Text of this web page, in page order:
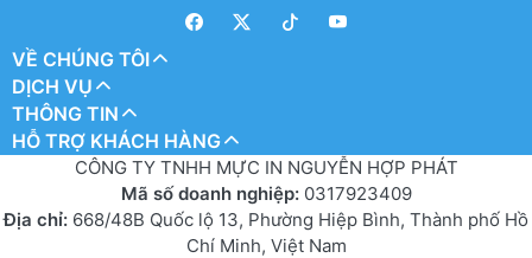
VỀ CHÚNG TÔI
DỊCH VỤ
THÔNG TIN
HỖ TRỢ KHÁCH HÀNG
CÔNG TY TNHH MỰC IN NGUYỄN HỢP PHÁT
Mã số doanh nghiệp: 0317923409
Địa chỉ: 668/48B Quốc lộ 13, Phường Hiệp Bình, Thành phố Hồ
Chí Minh, Việt Nam